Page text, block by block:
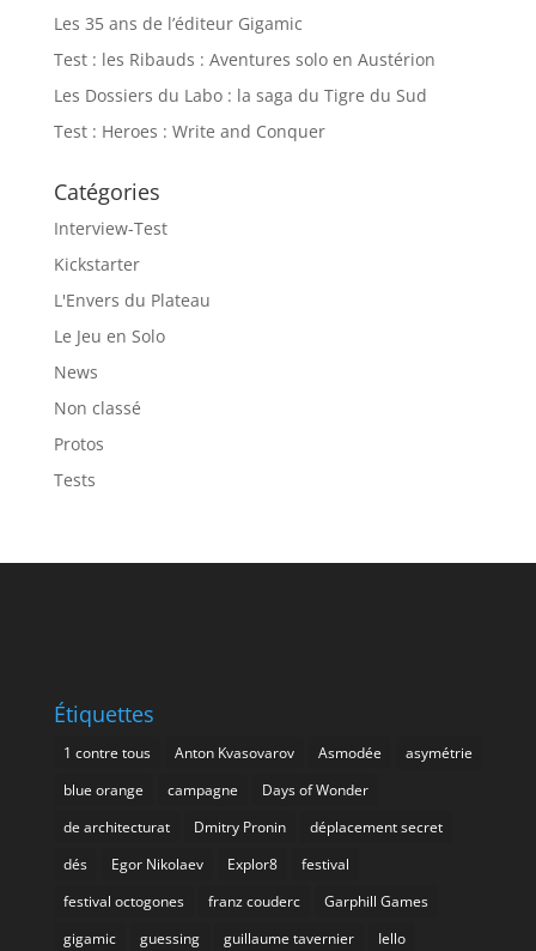
Les 35 ans de l’éditeur Gigamic
Test : les Ribauds : Aventures solo en Austérion
Les Dossiers du Labo : la saga du Tigre du Sud
Test : Heroes : Write and Conquer
Catégories
Interview-Test
Kickstarter
L'Envers du Plateau
Le Jeu en Solo
News
Non classé
Protos
Tests
Étiquettes
1 contre tous Anton Kvasovarov Asmodée
asymétrie
blue orange
campagne
Days of Wonder
de architecturat
Dmitry Pronin
déplacement secret
dés
Egor Nikolaev Explor8
festival
festival octogones
franz couderc
Garphill Games
gigamic
guessing guillaume tavernier
Iello